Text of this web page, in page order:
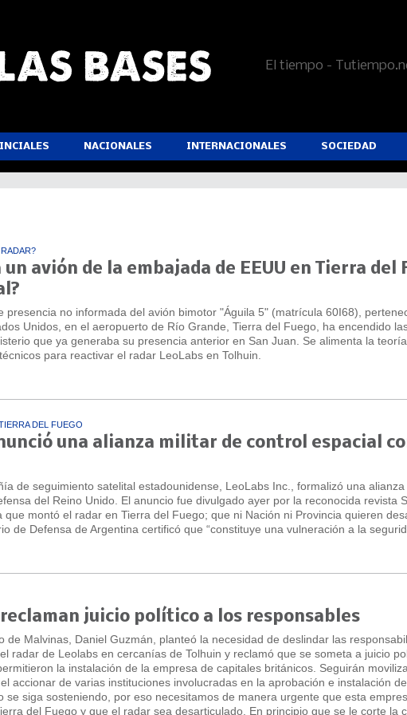
El tiempo -
NACIONALES INTERNACIONALES SOCIEDAD
un avión de la embajada de EEUU en Tierra del
presencia no informada del avión bimotor "Águila 5" (matrícula 60I68),
Unidos, en el aeropuerto de Río Grande, Tierra del Fuego, ha encendido
que ya generaba su presencia anterior en San Juan. Se alimenta la
para reactivar el radar LeoLabs en Tolhuin.
DEL FUEGO
una alianza militar de control espacial
de seguimiento satelital estadounidense, LeoLabs Inc., formalizó una
del Reino Unido. El anuncio fue divulgado ayer por la reconocida revista
que montó el radar en Tierra del Fuego; que ni Nación ni Provincia quieren
de Defensa de Argentina certificó que “constituye una vulneración a la
juicio político a los responsables
de Malvinas, Daniel Guzmán, planteó la necesidad de deslindar las
radar de Leolabs en cercanías de Tolhuin y reclamó que se someta a juicio
la instalación de la empresa de capitales británicos. Seguirán
accionar de varias instituciones involucradas en la aprobación e instalación
se siga sosteniendo, por eso necesitamos de manera urgente que esta
del Fuego y que el radar sea desarticulado. En principio que se le corte la